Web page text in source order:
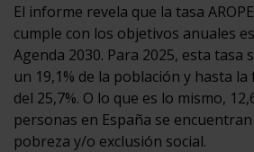
El informe revela que la tasa
cumple con los objetivos anuales
Agenda 2030. Para 2025, esta tasa
un 19,1% de la población y hasta la
del 25,7%. O lo que es lo mismo,
personas en España se
pobreza y/o exclusión social.